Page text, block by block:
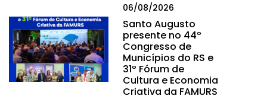
06/08/2026
Santo Augusto
presente no 44º
Congresso de
Municípios do RS e
31º Fórum de
Cultura e Economia
Criativa da FAMURS